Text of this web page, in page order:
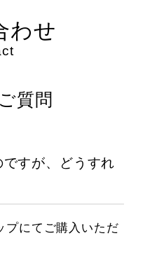
わせ
質問
すが、どうすれ
プにてご購入いただ